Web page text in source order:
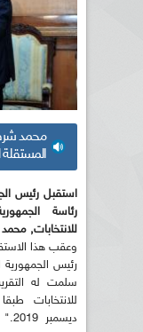
محمد
المستقلة
استقبل رئيس
رئاسة
للانتخابات,
وعقب هذا
رئيس الجمهورية
سلمت له
ديسمبر 2019."